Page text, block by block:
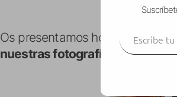
Os presentamos hoy una
nuestras fotografías de